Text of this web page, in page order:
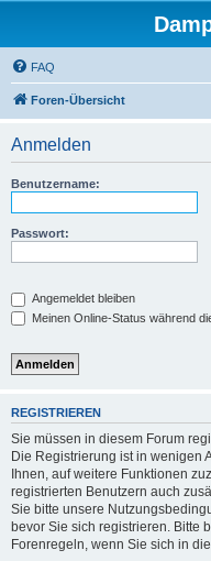
FAQ
Foren-Übersicht
Anmelden
Benutzername:
Passwort:
Angemeldet bleiben
Meinen Online-Status während
REGISTRIEREN
Sie müssen in diesem Forum
Die Registrierung ist in wenigen
Ihnen, auf weitere Funktionen
registrierten Benutzern auch
Sie bitte unsere
bevor Sie sich registrieren. Bitte
Forenregeln, wenn Sie sich in